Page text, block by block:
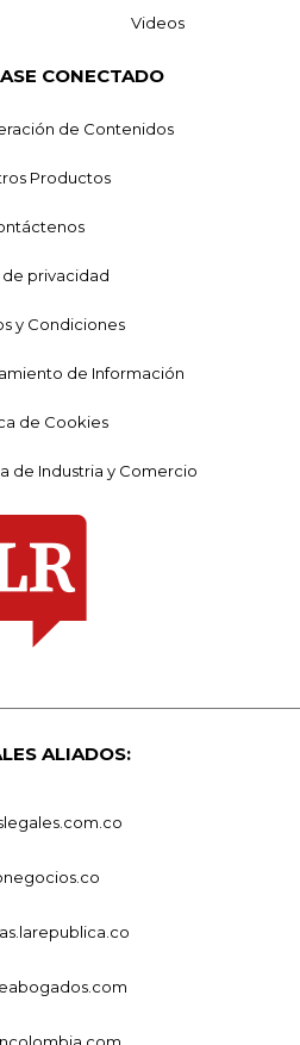
Videos
CONECTADO
de Contenidos
Productos
de privacidad
y Condiciones
de Información
de Cookies
de Industria y Comercio
ALIADOS: